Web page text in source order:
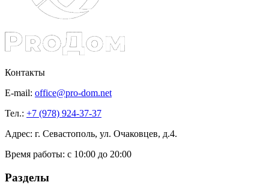
Контакты
E-mail: office@pro-dom.net
Тел.: +7 (978) 924-37-37
Адрес: г. Севастополь, ул. Очаковцев, д.4.
Время работы: с 10:00 до 20:00
Разделы